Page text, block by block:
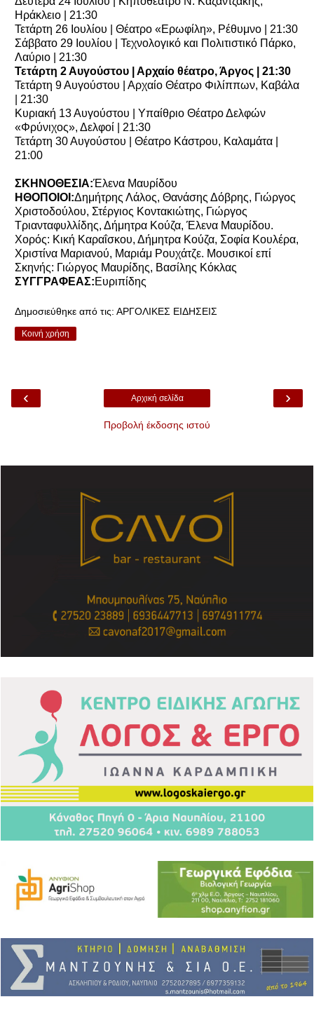
Ηράκλειο | 21:30
Τετάρτη 26 Ιουλίου | Θέατρο «Ερωφίλη», Ρέθυμνο | 21:30
Σάββατο 29 Ιουλίου | Τεχνολογικό και Πολιτιστικό Πάρκο,
Λαύριο | 21:30
Τετάρτη 2 Αυγούστου | Αρχαίο θέατρο, Άργος | 21:30
Τετάρτη 9 Αυγούστου | Αρχαίο Θέατρο Φιλίππων, Καβάλα
| 21:30
Κυριακή 13 Αυγούστου | Υπαίθριο Θέατρο Δελφών
«Φρύνιχος», Δελφοί | 21:30
Τετάρτη 30 Αυγούστου | Θέατρο Κάστρου, Καλαμάτα |
21:00
ΣΚΗΝΟΘΕΣΙΑ:Έλενα Μαυρίδου
ΗΘΟΠΟΙΟΙ:Δημήτρης Λάλος, Θανάσης Δόβρης, Γιώργος
Χριστοδούλου, Στέργιος Κοντακιώτης, Γιώργος
Τριανταφυλλίδης, Δήμητρα Κούζα, Έλενα Μαυρίδου.
Χορός: Κική Καραΐσκου, Δήμητρα Κούζα, Σοφία Κουλέρα,
Χριστίνα Μαριανού, Μαριάμ Ρουχάτζε. Μουσικοί επί
Σκηνής: Γιώργος Μαυρίδης, Βασίλης Κόκλας
ΣΥΓΓΡΑΦΕΑΣ:Ευριπίδης
Δημοσιεύθηκε από τις: ΑΡΓΟΛΙΚΕΣ ΕΙΔΗΣΕΙΣ
Κοινή χρήση
‹ ›
Αρχική σελίδα
Προβολή έκδοσης ιστού